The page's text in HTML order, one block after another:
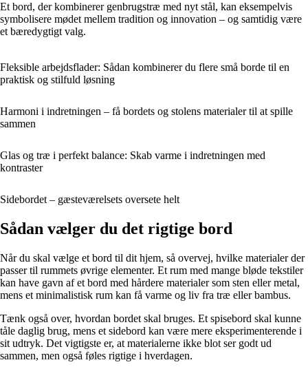
Et bord, der kombinerer genbrugstræ med nyt stål, kan eksempelvis
symbolisere mødet mellem tradition og innovation – og samtidig være
et bæredygtigt valg.
Fleksible arbejdsflader: Sådan kombinerer du flere små borde til en
praktisk og stilfuld løsning
Harmoni i indretningen – få bordets og stolens materialer til at spille
sammen
Glas og træ i perfekt balance: Skab varme i indretningen med
kontraster
Sidebordet – gæsteværelsets oversete helt
Sådan vælger du det rigtige bord
Når du skal vælge et bord til dit hjem, så overvej, hvilke materialer der
passer til rummets øvrige elementer. Et rum med mange bløde tekstiler
kan have gavn af et bord med hårdere materialer som sten eller metal,
mens et minimalistisk rum kan få varme og liv fra træ eller bambus.
Tænk også over, hvordan bordet skal bruges. Et spisebord skal kunne
tåle daglig brug, mens et sidebord kan være mere eksperimenterende i
sit udtryk. Det vigtigste er, at materialerne ikke blot ser godt ud
sammen, men også føles rigtige i hverdagen.